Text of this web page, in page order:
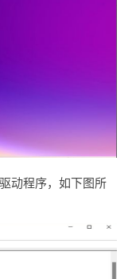
动程序，如下图所